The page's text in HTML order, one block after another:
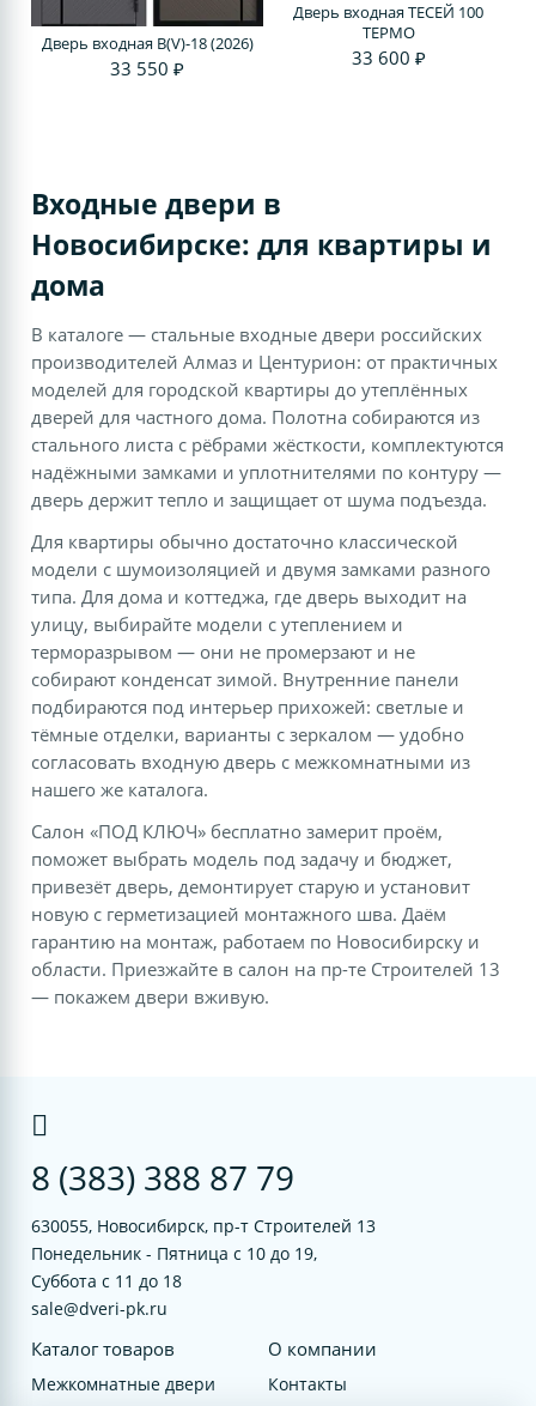
Дверь входная В(V)-18 (2026)
33 550 ₽
Дверь входная ТЕСЕЙ 100
ТЕРМО
33 600 ₽
Входные двери в
Новосибирске: для квартиры и
дома
В каталоге — стальные входные двери российских
производителей Алмаз и Центурион: от практичных
моделей для городской квартиры до утеплённых
дверей для частного дома. Полотна собираются из
стального листа с рёбрами жёсткости, комплектуются
надёжными замками и уплотнителями по контуру —
дверь держит тепло и защищает от шума подъезда.
Для квартиры обычно достаточно классической
модели с шумоизоляцией и двумя замками разного
типа. Для дома и коттеджа, где дверь выходит на
улицу, выбирайте модели с утеплением и
терморазрывом — они не промерзают и не
собирают конденсат зимой. Внутренние панели
подбираются под интерьер прихожей: светлые и
тёмные отделки, варианты с зеркалом — удобно
согласовать входную дверь с межкомнатными из
нашего же каталога.
Салон «ПОД КЛЮЧ» бесплатно замерит проём,
поможет выбрать модель под задачу и бюджет,
привезёт дверь, демонтирует старую и установит
новую с герметизацией монтажного шва. Даём
гарантию на монтаж, работаем по Новосибирску и
области. Приезжайте в салон на пр-те Строителей 13
— покажем двери вживую.
8 (383) 388 87 79
630055, Новосибирск, пр-т Строителей 13
Понедельник - Пятница с 10 до 19,
Суббота с 11 до 18
sale@dveri-pk.ru
Каталог товаров
Межкомнатные двери
О компании
Контакты